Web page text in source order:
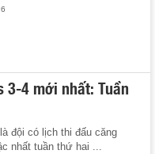
3-4 mới nhất: Tuần
đội có lịch thi đấu căng
nhất tuần thứ hai ...